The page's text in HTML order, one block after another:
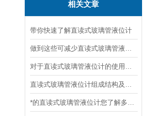
相关文章
带你快速了解直读式玻璃管液位计